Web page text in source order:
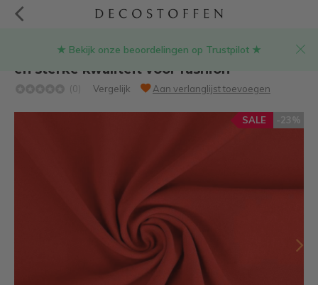
★ Bekijk onze beoordelingen op Trustpilot ★
Felrode terlenka stof – Opvallende kleur
en sterke kwaliteit voor fashion
(0) Vergelijk Aan verlanglijst toevoegen
-23%
SALE